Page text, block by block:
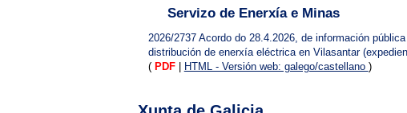
Servizo de Enerxía e Minas
2026/2737 Acordo do 28.4.2026, de información
distribución de enerxía eléctrica en Vilasantar
( PDF HTML - Versión web: galego/castellano )